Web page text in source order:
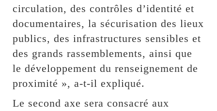
circulation, des contrôles d’identité et
documentaires, la sécurisation des lieux
publics, des infrastructures sensibles et
des grands rassemblements, ainsi que
le développement du renseignement de
proximité », a-t-il expliqué.
Le second axe sera consacré aux